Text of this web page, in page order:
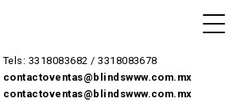
Tels: 3318083682 / 3318083678
contactoventas@blindswww.com.mx
contactoventas@blindswww.com.mx